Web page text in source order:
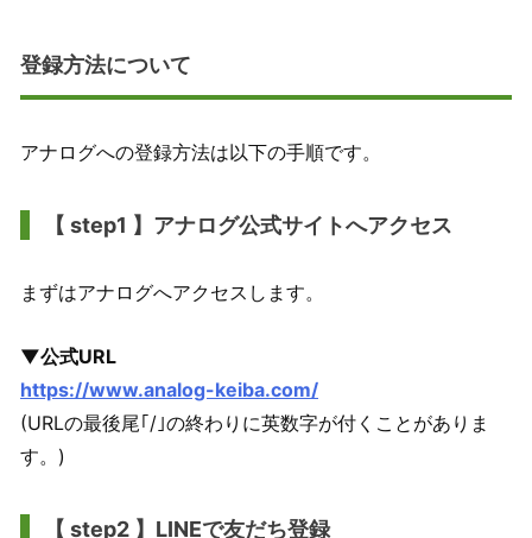
登録方法について
アナログへの登録方法は以下の手順です。
【 step1 】アナログ公式サイトへアクセス
まずはアナログへアクセスします。
▼公式URL
https://www.analog-keiba.com/
(URLの最後尾｢/｣の終わりに英数字が付くことがありま
す。)
【 step2 】LINEで友だち登録